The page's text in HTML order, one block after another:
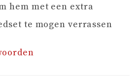
hem met een extra
te mogen verrassen